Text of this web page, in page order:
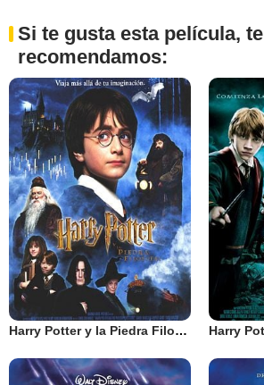
Si te gusta esta película, te
recomendamos:
Harry Potter y la Piedra Filosofal